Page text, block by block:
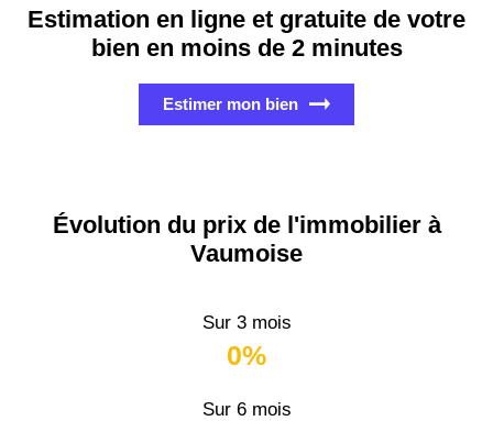
Estimation en ligne et gratuite de votre
bien en moins de 2 minutes
Estimer mon bien
Évolution du prix de l'immobilier à
Vaumoise
Sur 3 mois
0%
Sur 6 mois